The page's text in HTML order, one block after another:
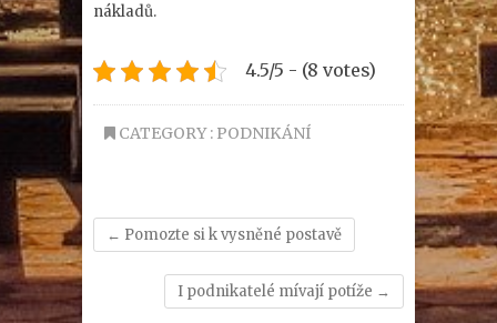
nákladů.
4.5/5 - (8 votes)
CATEGORY : PODNIKÁNÍ
← Pomozte si k vysněné postavě
I podnikatelé mívají potíže →